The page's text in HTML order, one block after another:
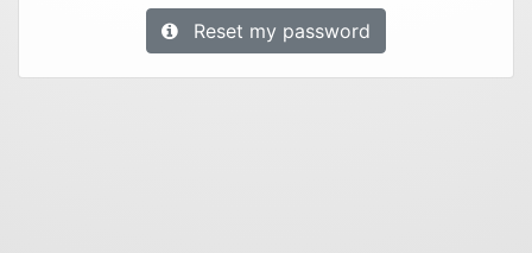
Reset my password